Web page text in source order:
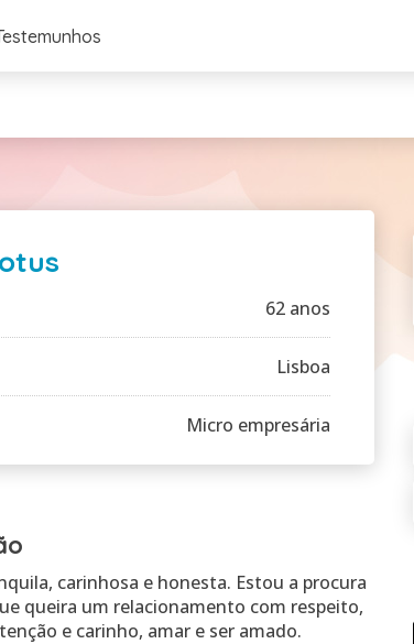
62 anos
Lisboa
Micro empresária
carinhosa e honesta. Estou a procura
queira um relacionamento com respeito,
e carinho, amar e ser amado.